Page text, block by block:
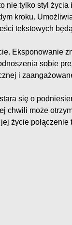
nie tylko styl
kroku.
tekstowych
Eksponowanie
sobie
i
się o
chwili może
życie połączenie